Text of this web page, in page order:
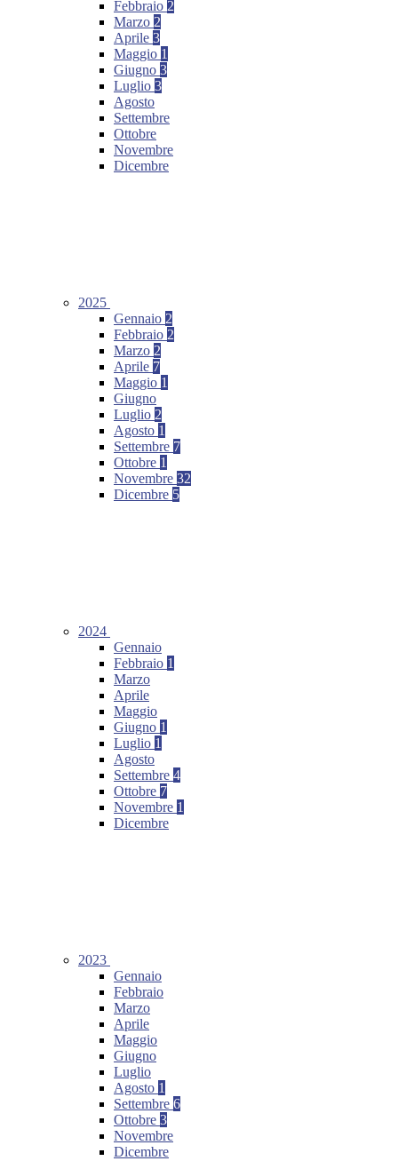
Febbraio 2
Marzo 2
Aprile 3
Maggio 1
Giugno 3
Luglio 3
Agosto
Settembre
Ottobre
Novembre
Dicembre
2025
Gennaio 2
Febbraio 2
Marzo 2
Aprile 7
Maggio 1
Giugno
Luglio 2
Agosto 1
Settembre 7
Ottobre 1
Novembre 32
Dicembre 5
2024
Gennaio
Febbraio 1
Marzo
Aprile
Maggio
Giugno 1
Luglio 1
Agosto
Settembre 4
Ottobre 7
Novembre 1
Dicembre
2023
Gennaio
Febbraio
Marzo
Aprile
Maggio
Giugno
Luglio
Agosto 1
Settembre 6
Ottobre 3
Novembre
Dicembre